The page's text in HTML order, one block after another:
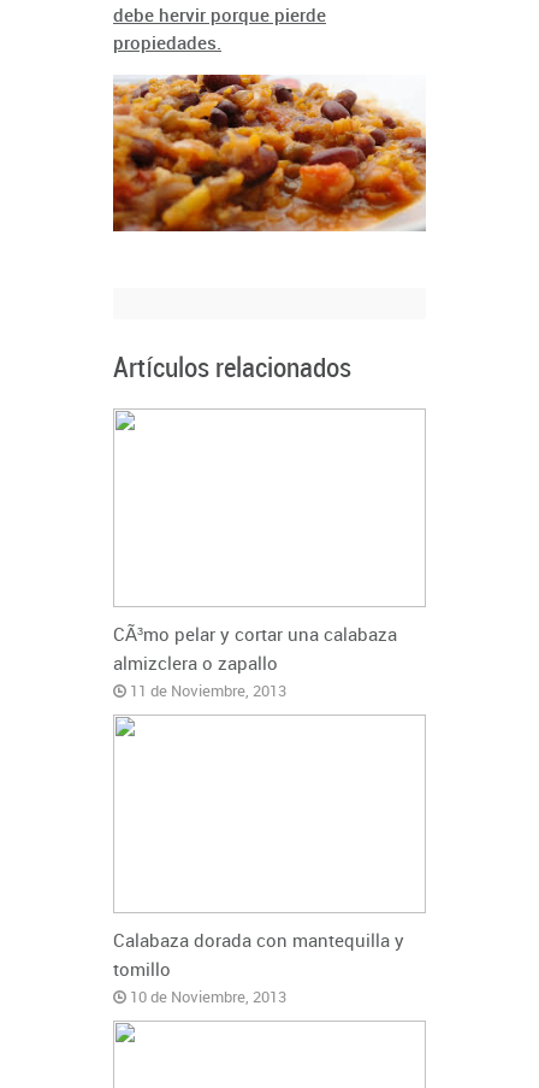
debe hervir porque pierde
propiedades.
Artículos relacionados
CÃ³mo pelar y cortar una calabaza
almizclera o zapallo
11 de Noviembre, 2013
Calabaza dorada con mantequilla y
tomillo
10 de Noviembre, 2013